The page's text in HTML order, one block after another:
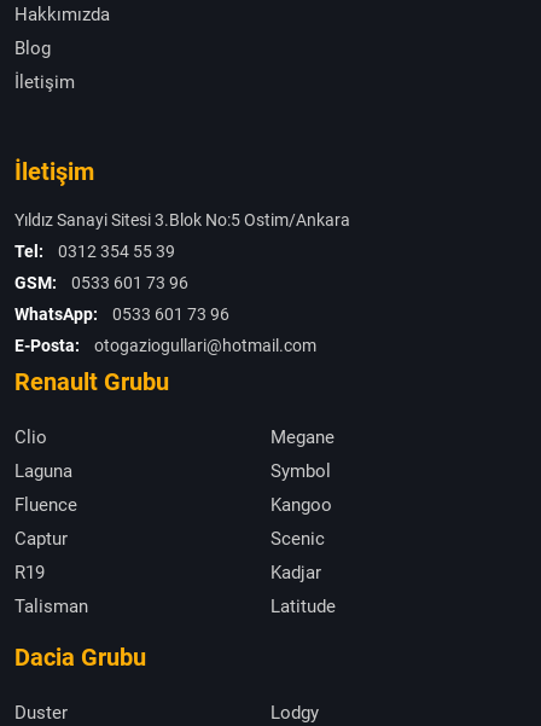
Hakkımızda
Blog
İletişim
İletişim
Yıldız Sanayi Sitesi 3.Blok No:5 Ostim/Ankara
Tel:
0312 354 55 39
GSM:
0533 601 73 96
WhatsApp:
0533 601 73 96
E-Posta:
otogaziogullari@hotmail.com
Renault Grubu
Clio
Megane
Laguna
Symbol
Fluence
Kangoo
Captur
Scenic
R19
Kadjar
Talisman
Latitude
Dacia Grubu
Duster
Lodgy